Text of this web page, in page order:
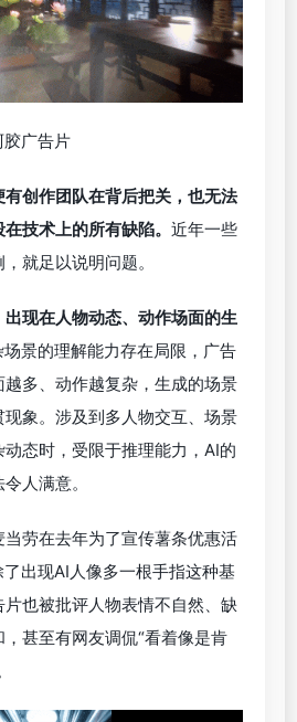
用AI处理，在制作转场镜头时
实景合成。
广告片
创作团队在背后把关，也无法
技术上的所有缺陷。近年一些
就足以说明问题。
场景的理解能力存在局限，广告
多、动作越复杂，生成的场景
象。涉及到多人物交互、场景
态时，受限于推理能力，AI的
人满意。